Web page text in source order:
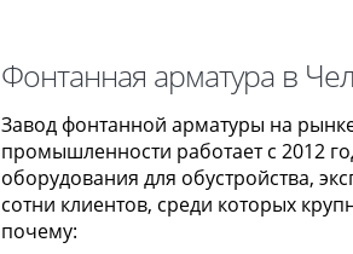
Фонтанная арматура в
Завод фонтанной арматуры на
промышленности работает с 2012
оборудования для обустройства,
сотни клиентов, среди которых
почему: